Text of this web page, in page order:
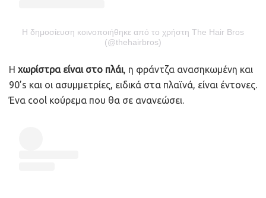
Η δημοσίευση κοινοποιήθηκε από το χρήστη The Hair Bros
(@thehairbros)
Η χωρίστρα είναι στο πλάι, η φράντζα ανασηκωμένη και
90’s και οι ασυμμετρίες, ειδικά στα πλαϊνά, είναι έντονες.
Ένα cool κούρεμα που θα σε ανανεώσει.